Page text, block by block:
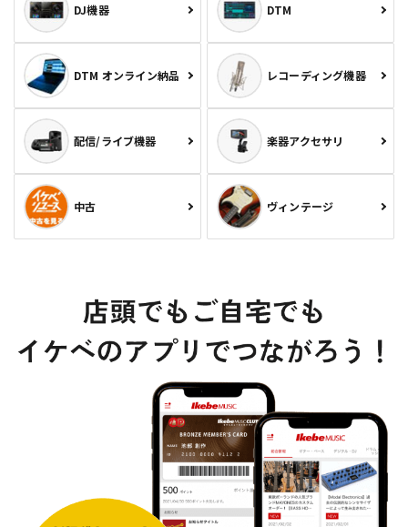
DJ機器 DTM
DTM オンライン納品 レコーディング機器
配信/ライブ機器 楽器アクセサリ
中古 ヴィンテージ